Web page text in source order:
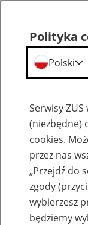
Komunikaty
Polityka
Polski
Serwisy
(niezbędne)
cookies.
przez nas
„Przejdź do
zgody
wybierzesz
będziemy